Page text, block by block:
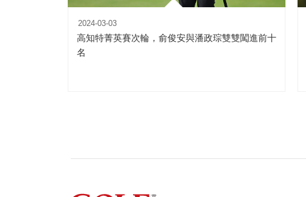
2024-03-03
高知特菁英賽次輪，俞俊安與潘政琮雙雙闖進前十
名